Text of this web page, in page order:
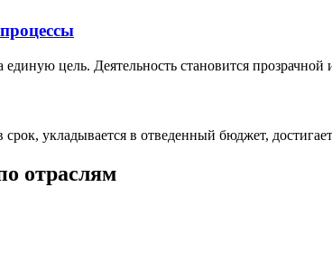
цель. Деятельность становится прозрачной
укладывается в отведенный бюджет,
отраслям